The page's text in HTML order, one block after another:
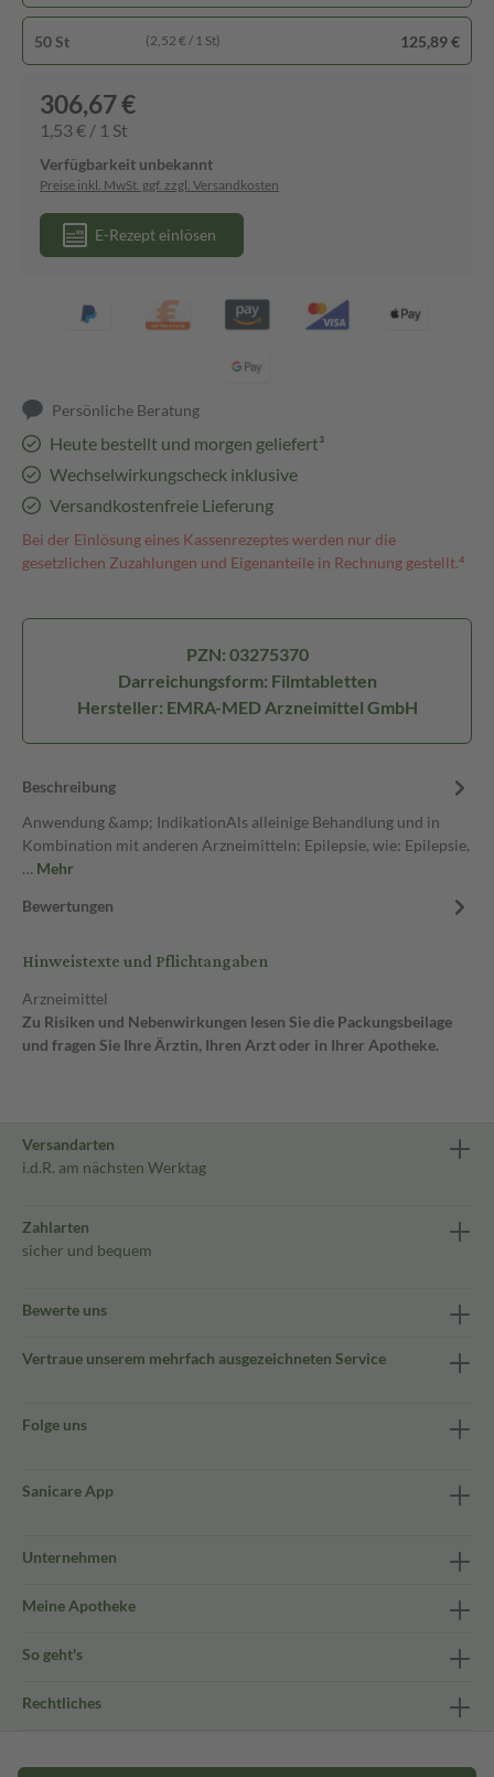
50 St (2,52 € / 1 St) 125,89 €
306,67 €
1,53 € / 1 St
Verfügbarkeit unbekannt
Preise inkl. MwSt. ggf. zzgl. Versandkosten
E-Rezept einlösen
Persönliche Beratung
Heute bestellt und morgen geliefert³
Wechselwirkungscheck inklusive
Versandkostenfreie Lieferung
Bei der Einlösung eines Kassenrezeptes werden nur die
gesetzlichen Zuzahlungen und Eigenanteile in Rechnung gestellt.⁴
PZN: 03275370
Darreichungsform: Filmtabletten
Hersteller: EMRA-MED Arzneimittel GmbH
Beschreibung
Anwendung &amp; IndikationAls alleinige Behandlung und in
Kombination mit anderen Arzneimitteln: Epilepsie, wie: Epilepsie,
… Mehr
Bewertungen
Hinweistexte und Pflichtangaben
Arzneimittel
Zu Risiken und Nebenwirkungen lesen Sie die Packungsbeilage
und fragen Sie Ihre Ärztin, Ihren Arzt oder in Ihrer Apotheke.
Versandarten
i.d.R. am nächsten Werktag
Zahlarten
sicher und bequem
Bewerte uns
Vertraue unserem mehrfach ausgezeichneten Service
Folge uns
Sanicare App
Unternehmen
Meine Apotheke
So geht's
Rechtliches